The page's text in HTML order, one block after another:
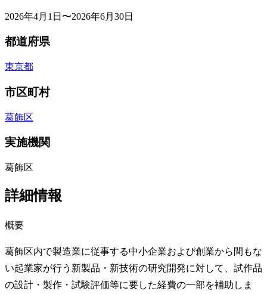
2026年4月1日〜2026年6月30日
都道府県
東京都
市区町村
葛飾区
実施機関
葛飾区
詳細情報
概要
葛飾区内で製造業に従事する中小企業および創業から間もな
い起業家が行う新製品・新技術の研究開発に対して、試作品
の設計・製作・試験評価等に要した経費の一部を補助しま